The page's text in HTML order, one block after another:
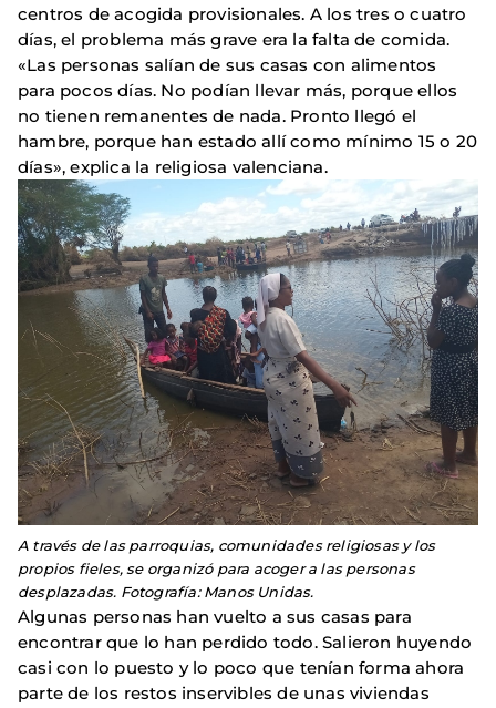
centros de acogida provisionales. A los tres o cuatro
días, el problema más grave era la falta de comida.
«Las personas salían de sus casas con alimentos
para pocos días. No podían llevar más, porque ellos
no tienen remanentes de nada. Pronto llegó el
hambre, porque han estado allí como mínimo 15 o 20
días», explica la religiosa valenciana.
A través de las parroquias, comunidades religiosas y los
propios fieles, se organizó para acoger a las personas
desplazadas. Fotografía: Manos Unidas.
Algunas personas han vuelto a sus casas para
encontrar que lo han perdido todo. Salieron huyendo
casi con lo puesto y lo poco que tenían forma ahora
parte de los restos inservibles de unas viviendas